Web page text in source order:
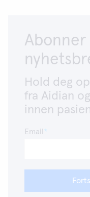
Hold deg
fra Aidian
innen
Email